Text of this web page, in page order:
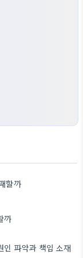
할까
까
인 파악과 책임 소재